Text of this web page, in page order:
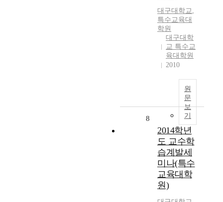
대구대학교,
특수교육대
학원
대구대학
교 특수교
육대학원
2010
원
문
보
기
8
2014학년
도 교수학
습계발세
미나(특수
교육대학
원)